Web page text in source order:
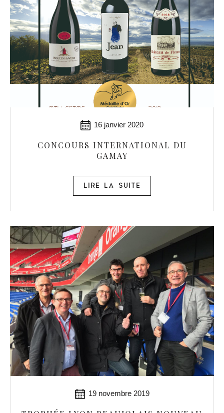
16 janvier 2020
CONCOURS INTERNATIONAL DU
GAMAY
LIRE LA SUITE
19 novembre 2019